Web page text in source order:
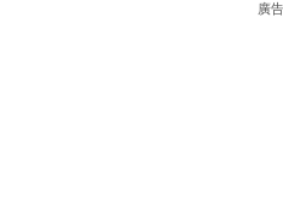
廣告